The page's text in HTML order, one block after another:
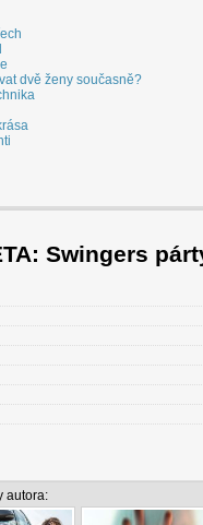
dvě ženy současně?
Swingers
autora: